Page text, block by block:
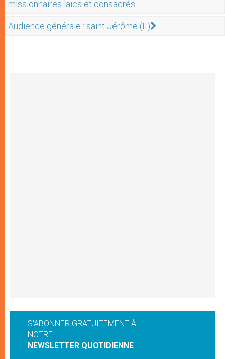
missionnaires laïcs et consacrés
Audience générale : saint Jérôme (II)
S'ABONNER GRATUITEMENT À
NOTRE
NEWSLETTER QUOTIDIENNE